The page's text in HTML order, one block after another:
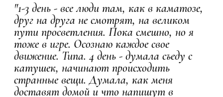
"1-3 день - все люди там, как в каматозе,
друг на друга не смотрят, на великом
пути просветления. Пока смешно, но я
тоже в игре. Осознаю каждое свое
движение. Типа. 4 день - думала съеду с
катушек, начинают происходить
странные вещи. Думала, как меня
доставят домой и что напишут в